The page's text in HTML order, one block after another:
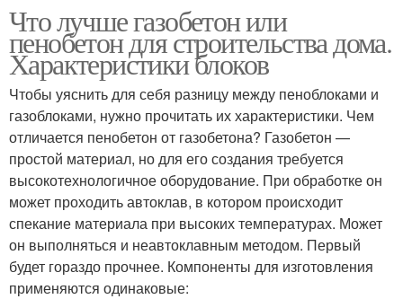
Что лучше газобетон или
пенобетон для строительства дома.
Характеристики блоков
Чтобы уяснить для себя разницу между пеноблоками и
газоблоками, нужно прочитать их характеристики. Чем
отличается пенобетон от газобетона? Газобетон —
простой материал, но для его создания требуется
высокотехнологичное оборудование. При обработке он
может проходить автоклав, в котором происходит
спекание материала при высоких температурах. Может
он выполняться и неавтоклавным методом. Первый
будет гораздо прочнее. Компоненты для изготовления
применяются одинаковые: